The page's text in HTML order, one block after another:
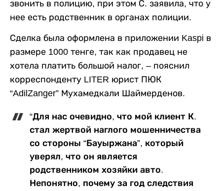
звонить в полицию, при этом С. заявила, что у
нее есть родственник в органах полиции.
Сделка была оформлена в приложении Kaspi в
размере 1000 тенге, так как продавец не
хотела платить большой налог, – пояснил
корреспонденту LITER юрист ПЮК
“AdilZanger” Мухамедкали Шаймерденов.
“Для нас очевидно, что мой клиент К.
стал жертвой наглого мошенничества
со стороны “Бауыржана”, который
уверял, что он является
родственником хозяйки авто.
Непонятно, почему за год следствия